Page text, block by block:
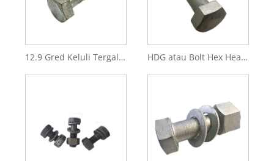
12.9 Gred Keluli Tergalvani Struktur Hex Bolt DIN6914 HDG atau Bolt Hex Heavy Galvanized/Bolt Struktur Keluli ASTM A325